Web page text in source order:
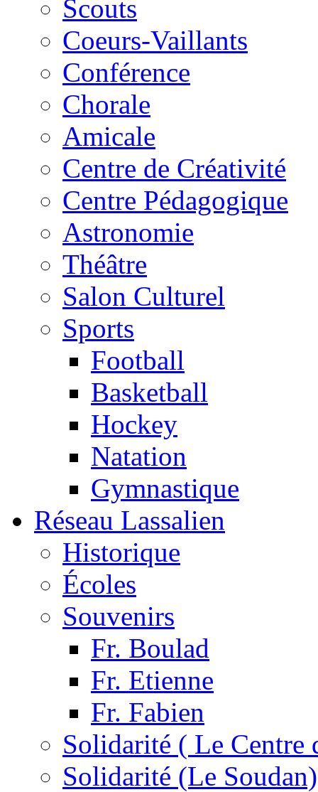
Scouts
Coeurs-Vaillants
Conférence
Chorale
Amicale
Centre de Créativité
Centre Pédagogique
Astronomie
Théâtre
Salon Culturel
Sports
Football
Basketball
Hockey
Natation
Gymnastique
Réseau Lassalien
Historique
Écoles
Souvenirs
Fr. Boulad
Fr. Etienne
Fr. Fabien
Solidarité ( Le Centre
Solidarité (Le Soudan)